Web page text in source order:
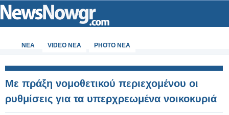
ΝΕΑ VIDEO NEA PHOTO NEA
Με πράξη νομοθετικού περιεχομένου οι
ρυθμίσεις για τα υπερχρεωμένα νοικοκυριά